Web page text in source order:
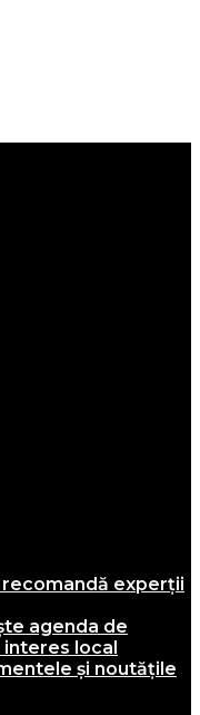
experții
agenda de
local
și noutățile